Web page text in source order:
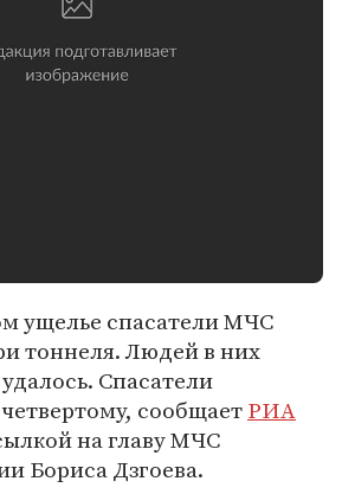
ущелье спасатели МЧС
тоннеля. Людей в них
Спасатели
сообщаетРИА
на главу МЧС
Бориса Дзгоева.